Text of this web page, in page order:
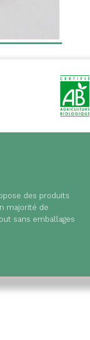
des produits
majorité de
sans emballages